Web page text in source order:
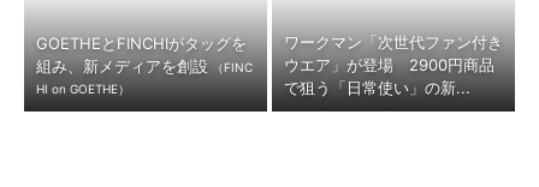
GOETHEとFINCHIがタッグを
組み、新メディアを創設
（FINC
HI on GOETHE）
ワークマン「次世代ファン付き
ウエア」が登場 2900円商品
で狙う「日常使い」の新...